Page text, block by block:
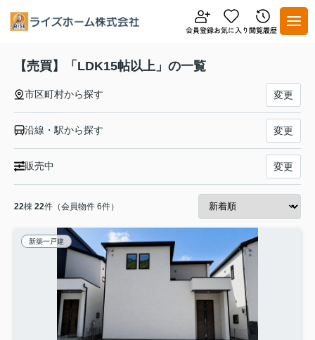
【売買】「LDK15帖以上」の一覧
市区町村から探す 変更
沿線・駅から探す 変更
販売中 変更
22棟 22件（会員物件 6件）
新築一戸建